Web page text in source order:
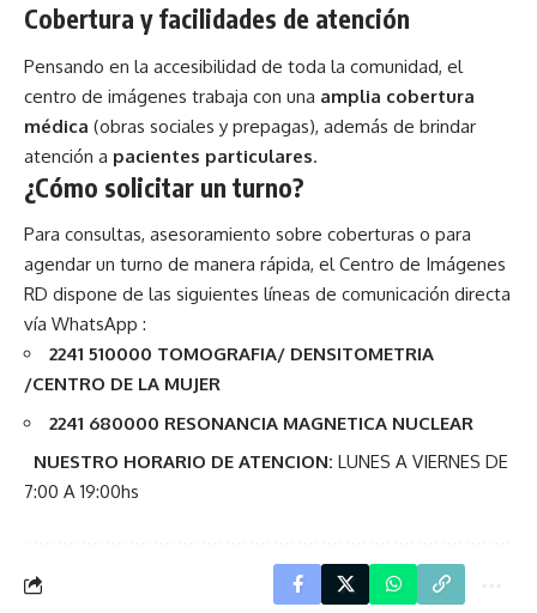
Cobertura y facilidades de atención
Pensando en la accesibilidad de toda la comunidad, el
centro de imágenes trabaja con una amplia cobertura
médica (obras sociales y prepagas), además de brindar
atención a pacientes particulares.
¿Cómo solicitar un turno?
Para consultas, asesoramiento sobre coberturas o para
agendar un turno de manera rápida, el Centro de Imágenes
RD dispone de las siguientes líneas de comunicación directa
vía WhatsApp :
2241 510000 TOMOGRAFIA/ DENSITOMETRIA
/CENTRO DE LA MUJER
2241 680000 RESONANCIA MAGNETICA NUCLEAR
NUESTRO HORARIO DE ATENCION: LUNES A VIERNES DE
7:00 A 19:00hs